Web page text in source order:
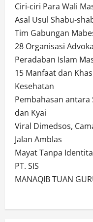
Ciri-ciri Para Wali
Asal Usul Shabu-
Tim Gabungan
28 Organisasi
Peradaban Islam
15 Manfaat dan
Kesehatan
Pembahasan antara
dan Kyai
Viral Dimedsos,
Jalan Amblas
Mayat Tanpa
PT. SIS
MANAQIB TUAN